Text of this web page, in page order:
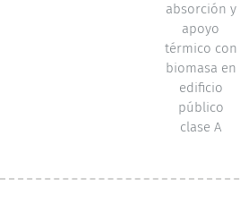
absorción y
apoyo
térmico con
biomasa en
edificio
público
clase A